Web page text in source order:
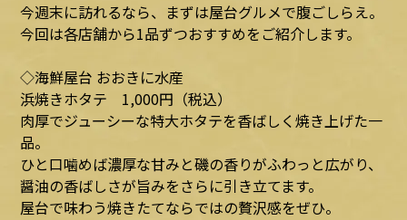
今週末に訪れるなら、まずは屋台グルメで腹ごしらえ。
今回は各店舗から1品ずつおすすめをご紹介します。
◇海鮮屋台 おおきに水産
浜焼きホタテ 1,000円（税込）
肉厚でジューシーな特大ホタテを香ばしく焼き上げた一
品。
ひと口噛めば濃厚な甘みと磯の香りがふわっと広がり、
醤油の香ばしさが旨みをさらに引き立てます。
屋台で味わう焼きたてならではの贅沢感をぜひ。